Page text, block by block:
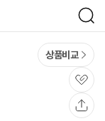
검
색
상품비교
관
심